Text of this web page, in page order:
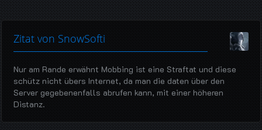
Zitat von SnowSofti
Nur am Rande erwähnt Mobbing ist eine Straftat und diese
schütz nicht übers Internet, da man die daten über den
Server gegebenenfalls abrufen kann, mit einer höheren
Distanz.